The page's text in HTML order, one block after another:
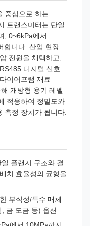
중심으로 하는
트랜스미터는 단일
, 0~6kPa에서
합니다. 산업 현장
전원을 채택하고,
디지털 신호
이어프램 재료
개방형 용기 레벨
적응하여 정밀도와
측정 장치가 됩니다.
플랜지 구조와 결
치 효율성의 균형을
부식성/특수 매체
금 도금 등) 옵션